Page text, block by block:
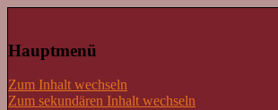
Lass mal schnacken!
Hauptmenü
Zum Inhalt wechseln
Zum sekundären Inhalt wechseln